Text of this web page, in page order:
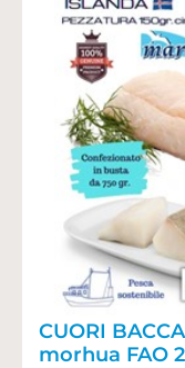
CUORI
morhua FAO